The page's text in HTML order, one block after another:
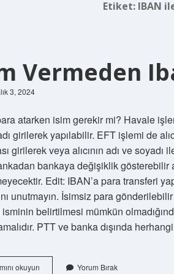
Etiket: IBAN
Vermeden
3, 2024
atarken isim gerekir mi? Havale
girilerek yapılabilir. EFT işlemi de
girilerek veya alıcının adı ve
bankaya değişiklik gösterebilir
Edit: IBAN’a para transferi
unutmayın. İsimsiz para
isminin belirtilmesi mümkün
PTT ve banka dışında
okuyun Yorum Bırak